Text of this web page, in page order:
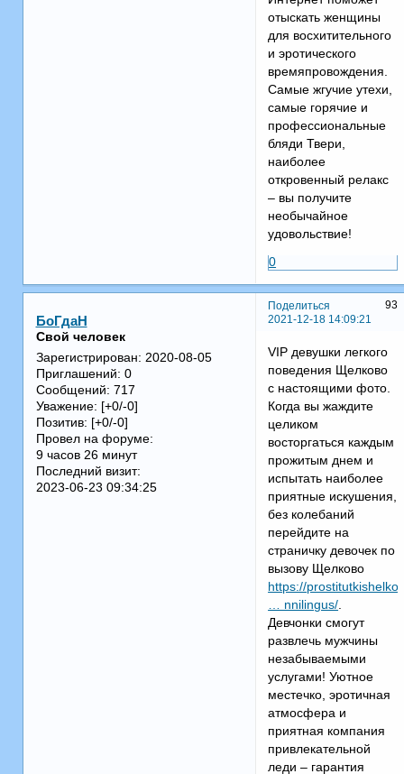
отыскать женщины
для восхитительного
и эротического
времяпровождения.
Самые жгучие утехи,
самые горячие и
профессиональные
бляди Твери,
наиболее
откровенный релакс
– вы получите
необычайное
удовольствие!
0
Поделиться
93
2021-12-18 14:09:21
БоГдаН
Свой человек
Зарегистрирован: 2020-08-05
Приглашений: 0
Сообщений: 717
Уважение: [+0/-0]
Позитив: [+0/-0]
Провел на форуме:
9 часов 26 минут
Последний визит:
2023-06-23 09:34:25
VIP девушки легкого
поведения Щелково
с настоящими фото.
Когда вы жаждите
целиком
восторгаться каждым
прожитым днем и
испытать наиболее
приятные искушения,
без колебаний
перейдите на
страничку девочек по
вызову Щелково
https://
… nnilingus/
Девчонки смогут
развлечь мужчины
незабываемыми
услугами! Уютное
местечко, эротичная
атмосфера и
приятная компания
привлекательной
леди – гарантия